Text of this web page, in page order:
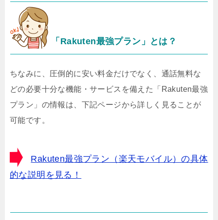
「Rakuten最強プラン」とは？
ちなみに、圧倒的に安い料金だけでなく、通話無料な
どの必要十分な機能・サービスを備えた「Rakuten最強
プラン」の情報は、下記ページから詳しく見ることが
可能です。
Rakuten最強プラン（楽天モバイル）の具体
的な説明を見る！